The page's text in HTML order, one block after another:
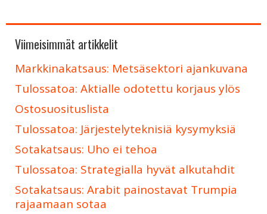
Viimeisimmät artikkelit
Markkinakatsaus: Metsäsektori ajankuvana
Tulossatoa: Aktialle odotettu korjaus ylös
Ostosuosituslista
Tulossatoa: Järjestelyteknisiä kysymyksiä
Sotakatsaus: Uho ei tehoa
Tulossatoa: Strategialla hyvät alkutahdit
Sotakatsaus: Arabit painostavat Trumpia
rajaamaan sotaa